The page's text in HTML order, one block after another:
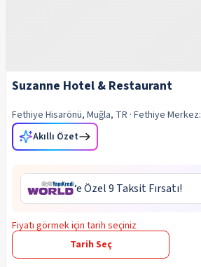
Suzanne Hotel & Restaurant
Fethiye Hisarönü, Muğla, TR · Fethiye Merkez:
Akıllı Özet
‘e Özel 9 Taksit Fırsatı!
Fiyatı görmek için tarih seçiniz
Tarih Seç